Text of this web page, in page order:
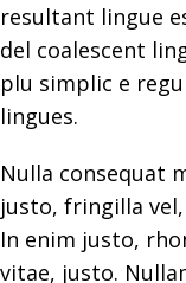
resultant lingue
del coalescent
plu simplic e
lingues.
Nulla consequat
justo, fringilla
In enim justo,
vitae, justo.